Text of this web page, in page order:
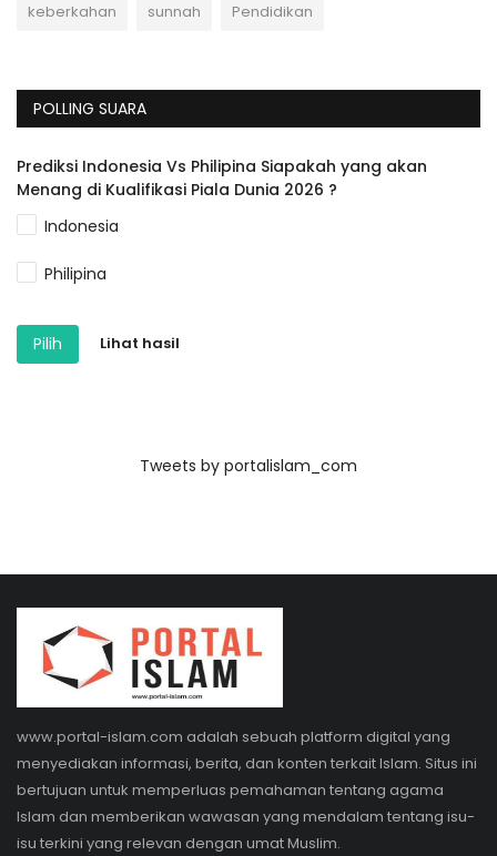
keberkahan sunnah Pendidikan
POLLING SUARA
Prediksi Indonesia Vs Philipina Siapakah yang akan
Menang di Kualifikasi Piala Dunia 2026 ?
Indonesia
Philipina
Pilih Lihat hasil
Tweets by portalislam_com
www.portal-islam.com adalah sebuah platform digital yang
menyediakan informasi, berita, dan konten terkait Islam. Situs ini
bertujuan untuk memperluas pemahaman tentang agama
Islam dan memberikan wawasan yang mendalam tentang isu-
isu terkini yang relevan dengan umat Muslim.